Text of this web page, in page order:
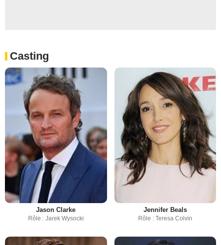
Casting
Jason Clarke
Rôle : Jarek Wysocki
Jennifer Beals
Rôle : Teresa Colvin